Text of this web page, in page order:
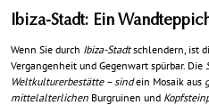
Ibiza-Stadt: Ein
Wenn Sie durch Ibiza-Stadtschlendern, ist
Vergangenheit und Gegenwart spürbar. Die
Weltkulturerbestätte – sindein Mosaik aus
mittelalterlichen Burgruinen und